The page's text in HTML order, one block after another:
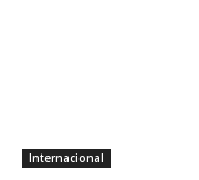
Internacional